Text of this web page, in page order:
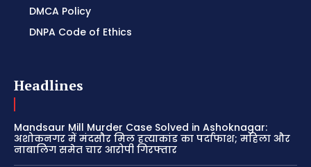
DMCA Policy
DNPA Code of Ethics
Headlines
Mandsaur Mill Murder Case Solved in Ashoknagar:
अशोकनगर में मंदसौर मिल हत्याकांड का पर्दाफाश; महिला और
नाबालिग समेत चार आरोपी गिरफ्तार